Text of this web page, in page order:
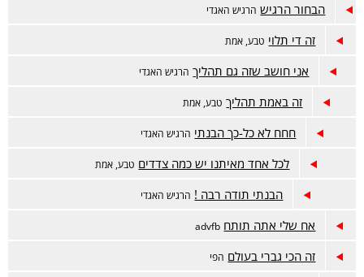
הבחור הרגיש הרגיש האגדי
זה די תלוי טבע, אמת
אני חושב שזה גם תהליך הרגיש האגדי
זה באמת תהליך טבע, אמת
חחח לא כל-כך הבנתי הרגיש האגדי
לכל אחד מאיתנו יש כמה צדדים טבע, אמת
הבנתי תודה רבה ! הרגיש האגדי
אח שלי אתה תותח advfb
זה הכי גברי בעולם הפי